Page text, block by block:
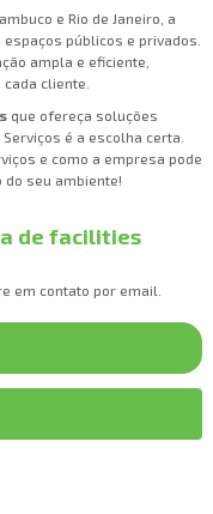
e Rio de Janeiro, a
públicos e privados.
ampla e eficiente,
cliente.
que ofereça soluções
é a escolha certa.
e como a empresa pode
do seu ambiente!
de facilities
em contato por email.